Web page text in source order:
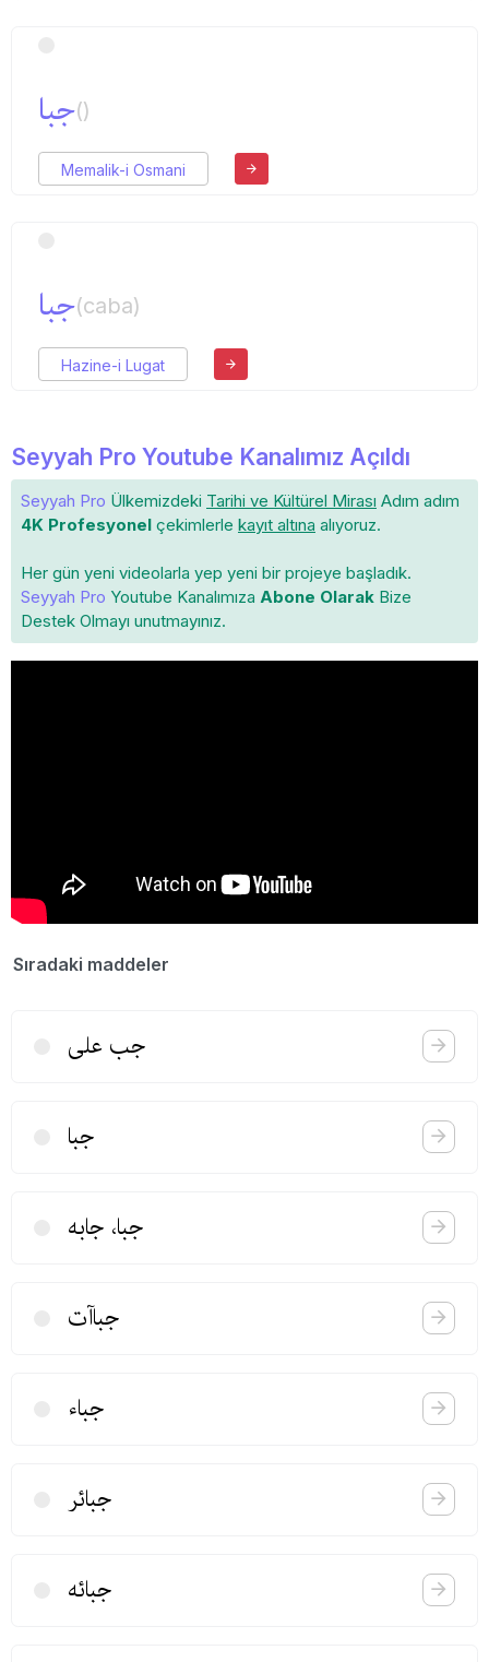
جبا()
Memalik-i Osmani
جبا(caba)
Hazine-i Lugat
Seyyah Pro Youtube Kanalımız Açıldı
Seyyah Pro Ülkemizdeki Tarihi ve Kültürel Mirası Adım adım
4K Profesyonel çekimlerle kayıt altına alıyoruz.
Her gün yeni videolarla yep yeni bir projeye başladık.
Seyyah Pro Youtube Kanalımıza Abone Olarak Bize
Destek Olmayı unutmayınız.
Sıradaki maddeler
جب علی
جبا
جبا، جابه
جباآت
جباء
جبائر
جبائه